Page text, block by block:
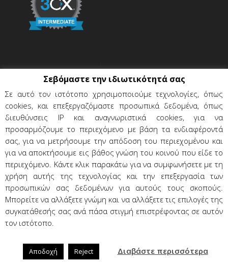
Όροι χρήσης & προϋποθέσεις
Προσωπικά δεδομένα
Επικοινωνία
8000, e-mail: support@leasetech.gr
Σεβόμαστε την ιδιωτικότητά σας
Σε αυτό τον ιστότοπο χρησιμοποιούμε τεχνολογίες, όπως
cookies, και επεξεργαζόμαστε προσωπικά δεδομένα, όπως
διευθύνσεις IP και αναγνωριστικά cookies, για να
προσαρμόζουμε το περιεχόμενο με βάση τα ενδιαφέροντά
σας, για να μετρήσουμε την απόδοση του περιεχομένου και
για να αποκτήσουμε εις βάθος γνώση του κοινού που είδε το
περιεχόμενο. Κάντε κλικ παρακάτω για να συμφωνήσετε με τη
χρήση αυτής της τεχνολογίας και την επεξεργασία των
προσωπικών σας δεδομένων για αυτούς τους σκοπούς.
Μπορείτε να αλλάξετε γνώμη και να αλλάξετε τις επιλογές της
συγκατάθεσής σας ανά πάσα στιγμή επιστρέφοντας σε αυτόν
τον ιστότοπο.
Αποδοχή Reject Διαβάστε περισσότερα